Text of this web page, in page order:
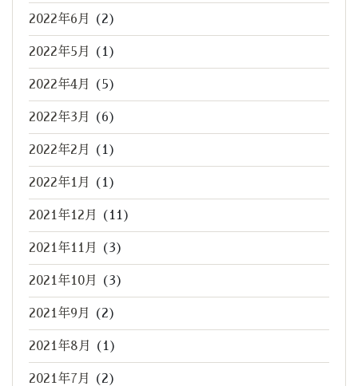
2022年6月 (2)
2022年5月 (1)
2022年4月 (5)
2022年3月 (6)
2022年2月 (1)
2022年1月 (1)
2021年12月 (11)
2021年11月 (3)
2021年10月 (3)
2021年9月 (2)
2021年8月 (1)
2021年7月 (2)